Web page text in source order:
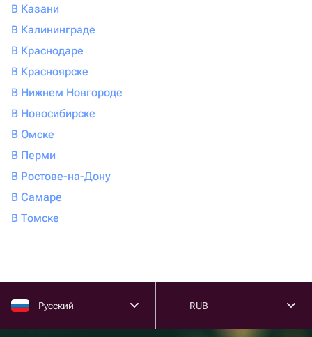
В Казани
В Калининграде
В Краснодаре
В Красноярске
В Нижнем Новгороде
В Новосибирске
В Омске
В Перми
В Ростове-на-Дону
В Самаре
В Томске
Русский RUB